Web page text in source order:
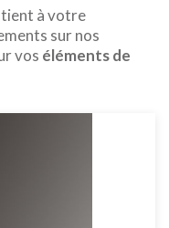
tient à votre
sur nos
vos éléments de